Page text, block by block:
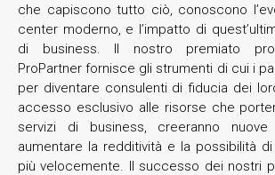
che capiscono tutto ciò, conoscono
center moderno, e l’impatto di
di business. Il nostro premiato
ProPartner fornisce gli strumenti di cui i
per diventare consulenti di fiducia dei
accesso esclusivo alle risorse che
servizi di business, creeranno
aumentare la redditività e la possibilità
più velocemente. Il successo dei nostri